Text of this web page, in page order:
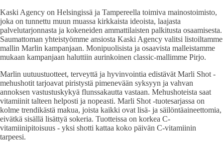
Kaski Agency on Helsingissä ja Tampereella toimiva mainostoimisto,
joka on tunnettu muun muassa kirkkaista ideoista, laajasta
palvelutarjonnasta ja kokeneiden ammattilaisten palkitusta osaamisesta.
Saumattoman yhteistyömme ansiosta Kaski Agency valitsi listoiltamme
mallin Marlin kampanjaan. Monipuolisista ja osaavista malleistamme
mukaan kampanjaan haluttiin aurinkoinen classic-mallimme Pirjo.
Marlin uutuustuotteet, terveyttä ja hyvinvointia edistävät Marli Shot -
mehushotit tarjoavat piristystä pimenevään syksyyn ja vahvan
annoksen vastustuskykyä flunssakautta vastaan. Mehushoteista saat
vitamiinit talteen helposti ja nopeasti. Marli Shot -tuotesarjassa on
kolme trendikästä makua, joista kaikki ovat lisä- ja säilöntäaineettomia,
eivätkä sisällä lisättyä sokeria. Tuotteissa on korkea C-
vitamiinipitoisuus - yksi shotti kattaa koko päivän C-vitamiinin
tarpeesi.